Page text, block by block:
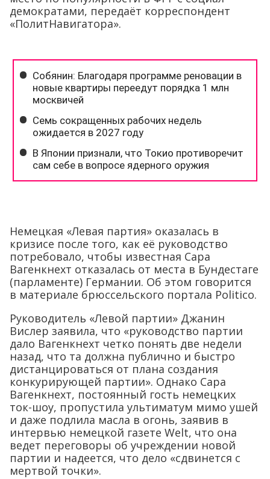
демократами, передаёт корреспондент
«ПолитНавигатора».
Немецкая «Левая партия» оказалась в
кризисе после того, как её руководство
потребовало, чтобы известная Сара
Вагенкнехт отказалась от места в Бундестаге
(парламенте) Германии. Об этом говорится
в материале брюссельского портала Politico.
Руководитель «Левой партии» Джанин
Вислер заявила, что «руководство партии
дало Вагенкнехт четко понять две недели
назад, что та должна публично и быстро
дистанцироваться от плана создания
конкурирующей партии». Однако Сара
Вагенкнехт, постоянный гость немецких
ток-шоу, пропустила ультиматум мимо ушей
и даже подлила масла в огонь, заявив в
интервью немецкой газете Welt, что она
ведет переговоры об учреждении новой
партии и надеется, что дело «сдвинется с
мертвой точки».